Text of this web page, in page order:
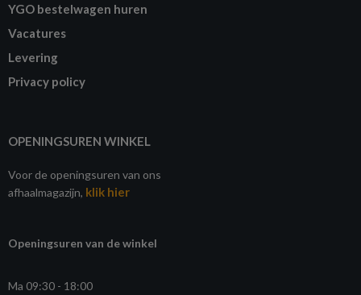
YGO bestelwagen huren
Vacatures
Levering
Privacy policy
OPENINGSUREN WINKEL
Voor de openingsuren van ons
afhaalmagazijn, klik hier
Openingsuren van de winkel
Ma 09:30 - 18:00